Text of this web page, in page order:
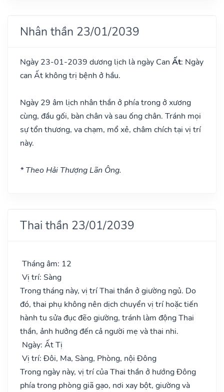
Nhân thần 23/01/2039
Ngày 23-01-2039 dương lịch là ngày Can Ất: Ngày
can Ất không trị bệnh ở hầu.
Ngày 29 âm lịch nhân thần ở phía trong ở xương
cùng, đầu gối, bàn chân và sau ống chân. Tránh mọi
sự tổn thương, va chạm, mổ xẻ, châm chích tại vị trí
này.
* Theo Hải Thượng Lãn Ông.
Thai thần 23/01/2039
Tháng âm: 12
Vị trí: Sàng
Trong tháng này, vị trí Thai thần ở giường ngủ. Do
đó, thai phụ không nên dịch chuyển vị trí hoặc tiến
hành tu sửa đục đẽo giường, tránh làm động Thai
thần, ảnh hưởng đến cả người mẹ và thai nhi.
Ngày: Ất Tị
Vị trí: Đôi, Ma, Sàng, Phòng, nội Đông
Trong ngày này, vị trí của Thai thần ở hướng Đông
phía trong phòng giã gạo, nơi xay bột, giường và